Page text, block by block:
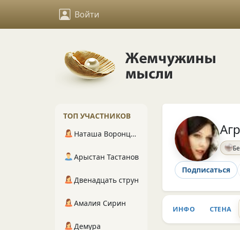
Войти
Подписаться
ИНФО СТЕНА
ТОП УЧАСТНИКОВ
Наташа Воронцова
Арыстан Тастанов
Двенадцать струн
Амалия Сирин
Демура